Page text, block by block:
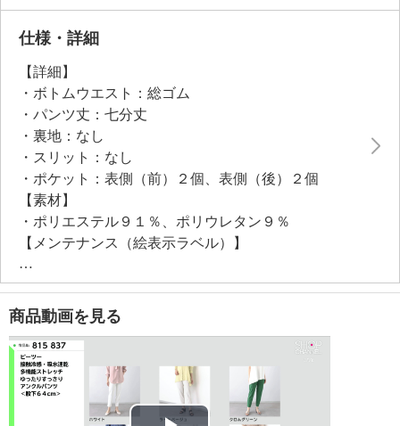
の股下を６４ｃｍに設定しました。
仕様・詳細
【詳細】
・ボトムウエスト：総ゴム
・パンツ丈：七分丈
・裏地：なし
・スリット：なし
・ポケット：表側（前）２個、表側（後）２個
【素材】
・ポリエステル９１％、ポリウレタン９％
【メンテナンス（絵表示ラベル）】
・洗濯機：可
・漂白処理：塩素系・酸素系漂白不可
・タンブル乾燥：不可
・自然乾燥：日陰の吊り干し
・アイロン仕上げ：可（低温）
・ドライクリーニング：石油系ドライクリーニング可
【メンテナンス（ケアラベル）】
・長時間照射による変退色注意
商品動画を見る